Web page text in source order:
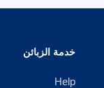
خدمة الزبائن
Help